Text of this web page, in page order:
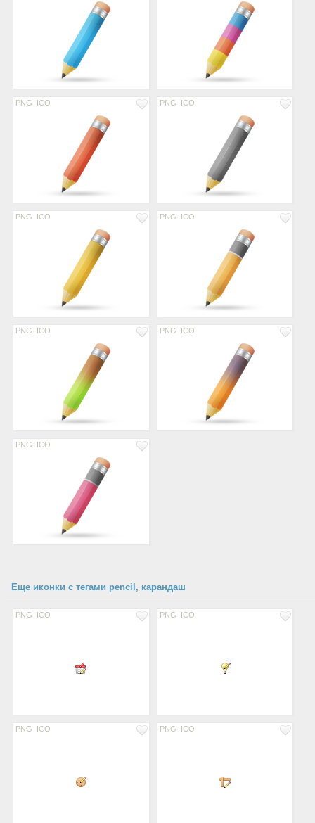
PNG ICO PNG ICO
PNG ICO PNG ICO
PNG ICO PNG ICO
PNG ICO
Еще иконки с тегами pencil, карандаш
PNG ICO PNG ICO
PNG ICO PNG ICO